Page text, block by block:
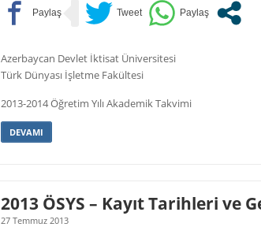
Azerbaycan Devlet İktisat Üniversitesi
Türk Dünyası İşletme Fakültesi
2013-2014 Öğretim Yılı Akademik Takvimi
DEVAMI
2013 ÖSYS – Kayıt Tarihleri ve
27 Temmuz 2013